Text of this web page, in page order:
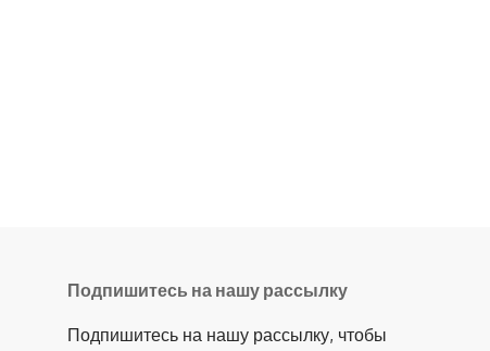
Подпишитесь на нашу рассылку
Подпишитесь на нашу рассылку, чтобы